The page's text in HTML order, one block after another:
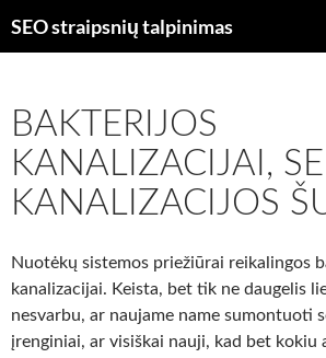
toSEO straipsnių talpinimas
BAKTERIJOS
KANALIZACIJAI,
KANALIZACIJOS
Nuotėkų sistemos priežiūrai reikalingos
kanalizacijai. Keista, bet tik ne daugelis
nesvarbu, ar naujame name sumontuoti
įrenginiai, ar visiškai nauji, kad bet kokiu